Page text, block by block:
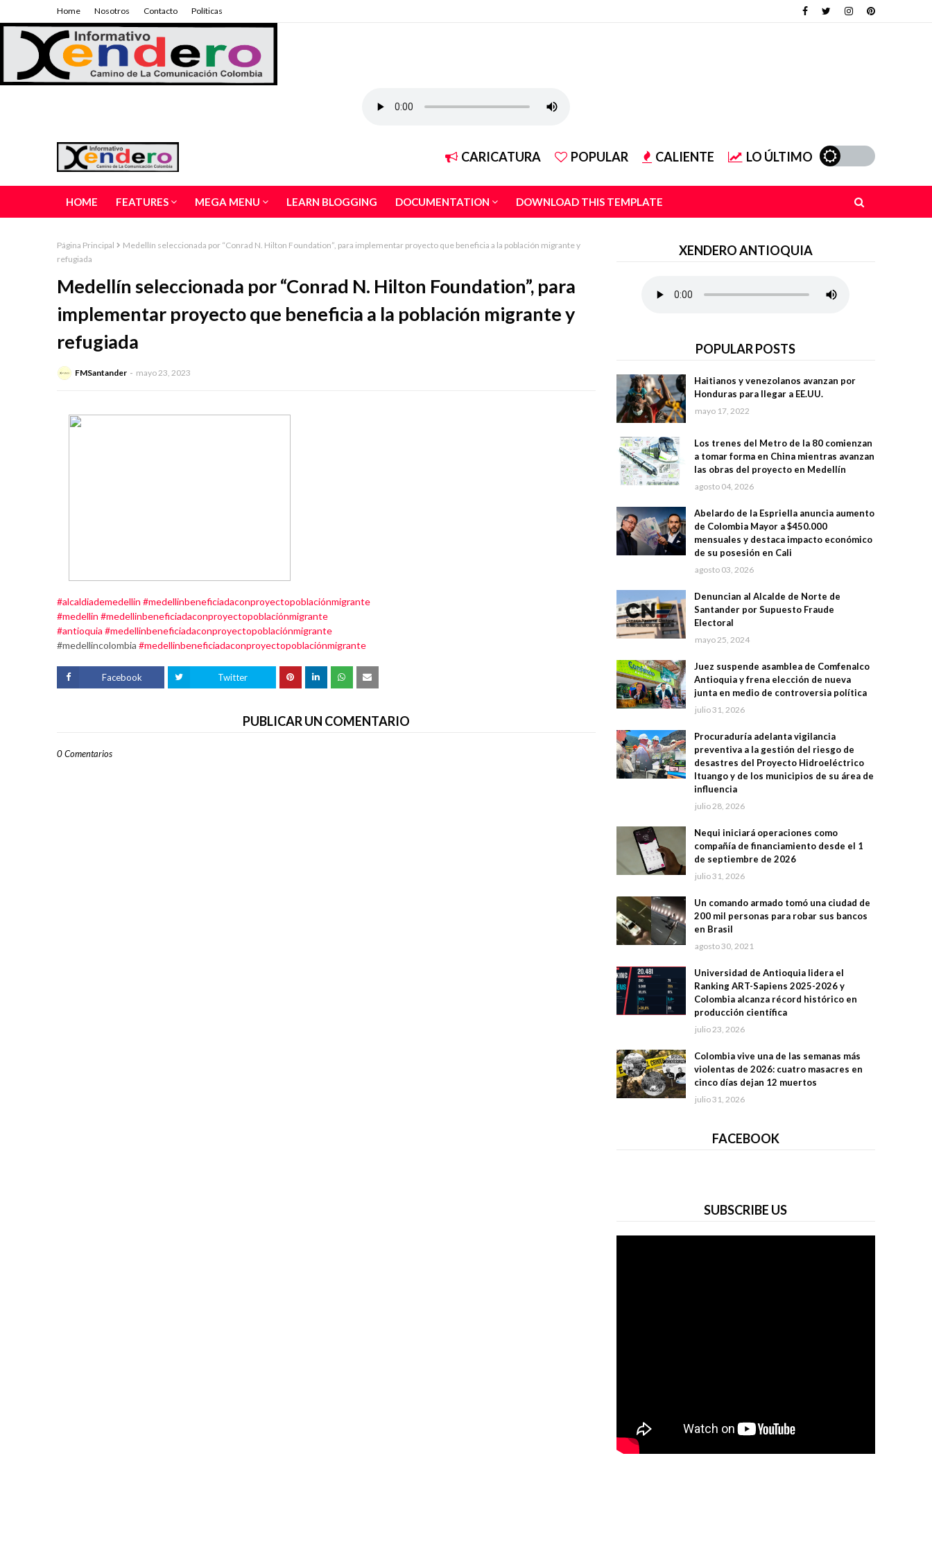
Home Nosotros Contacto Políticas
CARICATURA POPULAR CALIENTE LO ÚLTIMO
HOME FEATURES MEGA MENU LEARN BLOGGING DOCUMENTATION DOWNLOAD THIS TEMPLATE
Página Principal
Medellín seleccionada por “Conrad N. Hilton Foundation”, para implementar proyecto que beneficia a la población migrante y
refugiada
Medellín seleccionada por “Conrad N. Hilton Foundation”, para
implementar proyecto que beneficia a la población migrante y
refugiada
FMSantander mayo 23, 2023
#alcaldiademedellin #medellinbeneficiadaconproyectopoblaciónmigrante
#medellin #medellinbeneficiadaconproyectopoblaciónmigrante
#antioquia #medellinbeneficiadaconproyectopoblaciónmigrante
#medellincolombia #medellinbeneficiadaconproyectopoblaciónmigrante
Facebook Twitter
PUBLICAR UN COMENTARIO
0 Comentarios
XENDERO ANTIOQUIA
POPULAR POSTS
Haitianos y venezolanos avanzan por
Honduras para llegar a EE.UU.
mayo 17, 2022
Los trenes del Metro de la 80 comienzan
a tomar forma en China mientras avanzan
las obras del proyecto en Medellín
agosto 04, 2026
Abelardo de la Espriella anuncia aumento
de Colombia Mayor a $450.000
mensuales y destaca impacto económico
de su posesión en Cali
agosto 03, 2026
Denuncian al Alcalde de Norte de
Santander por Supuesto Fraude
Electoral
mayo 25, 2024
Juez suspende asamblea de Comfenalco
Antioquia y frena elección de nueva
junta en medio de controversia política
julio 31, 2026
Procuraduría adelanta vigilancia
preventiva a la gestión del riesgo de
desastres del Proyecto Hidroeléctrico
Ituango y de los municipios de su área de
influencia
julio 28, 2026
Nequi iniciará operaciones como
compañía de financiamiento desde el 1
de septiembre de 2026
julio 31, 2026
Un comando armado tomó una ciudad de
200 mil personas para robar sus bancos
en Brasil
agosto 30, 2021
Universidad de Antioquia lidera el
Ranking ART-Sapiens 2025-2026 y
Colombia alcanza récord histórico en
producción científica
julio 23, 2026
Colombia vive una de las semanas más
violentas de 2026: cuatro masacres en
cinco días dejan 12 muertos
julio 31, 2026
FACEBOOK
SUBSCRIBE US